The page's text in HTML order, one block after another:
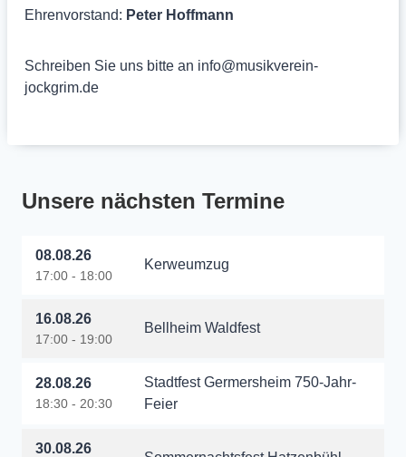
Ehrenvorstand: Peter Hoffmann
Schreiben Sie uns bitte an info@musikverein-
jockgrim.de
Unsere nächsten Termine
08.08.26
17:00 - 18:00
Kerweumzug
16.08.26
17:00 - 19:00
Bellheim Waldfest
28.08.26
18:30 - 20:30
Stadtfest Germersheim 750-Jahr-
Feier
30.08.26